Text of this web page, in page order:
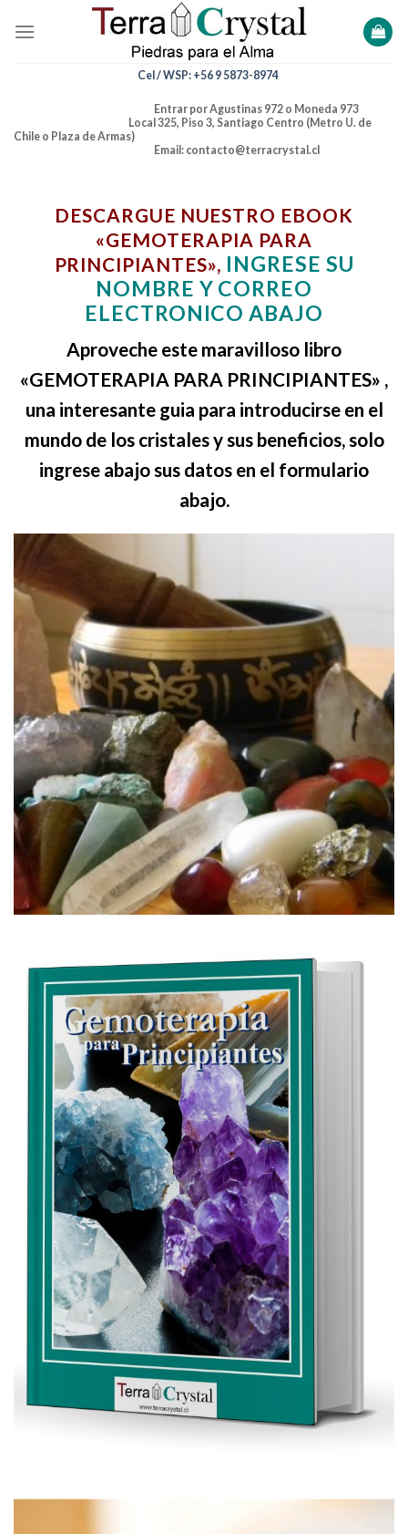
Cel / WSP: +56 9 5873-8974
Entrar por Agustinas 972 o Moneda 973
Local 325, Piso 3, Santiago Centro (Metro U. de
Chile o Plaza de Armas)
Email: contacto@terracrystal.cl
DESCARGUE NUESTRO EBOOK
«GEMOTERAPIA PARA
PRINCIPIANTES», INGRESE SU
NOMBRE Y CORREO
ELECTRONICO ABAJO
Aproveche este maravilloso libro
«GEMOTERAPIA PARA PRINCIPIANTES» ,
una interesante guia para introducirse en el
mundo de los cristales y sus beneficios, solo
ingrese abajo sus datos en el formulario
abajo.